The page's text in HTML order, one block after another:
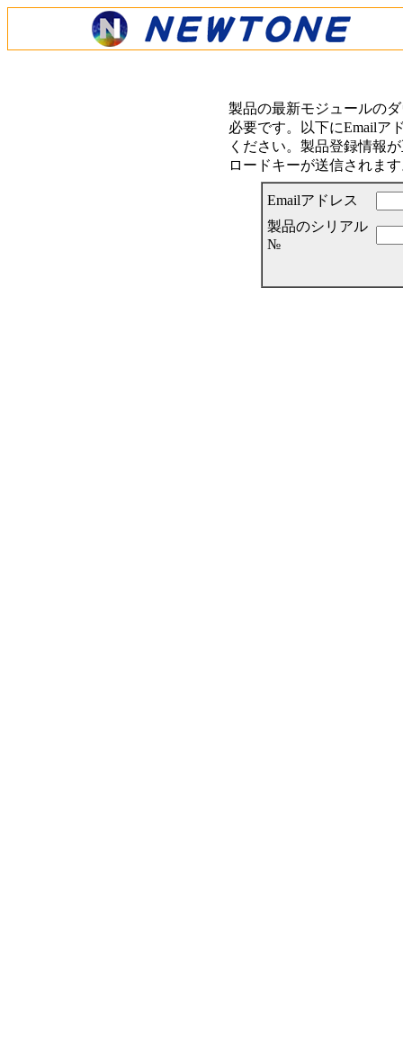
製品の最新モジュールの
必要です。以下にEmailア
ください。製品登録情報
ロードキーが送信されま
Emailアドレス
製品のシリアル
№